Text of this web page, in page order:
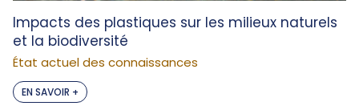
Impacts des plastiques sur les milieux naturels
et la biodiversité
État actuel des connaissances
EN SAVOIR +